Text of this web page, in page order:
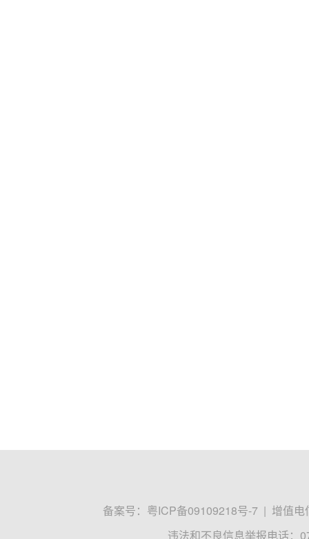
备案号： 粤ICP备09109218号-7 | 增值电
违法和不良信息举报电话：